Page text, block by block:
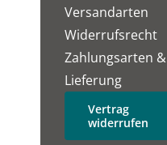
Versandarten
Widerrufsrecht
Zahlungsarten &
Lieferung
Vertrag
widerrufen